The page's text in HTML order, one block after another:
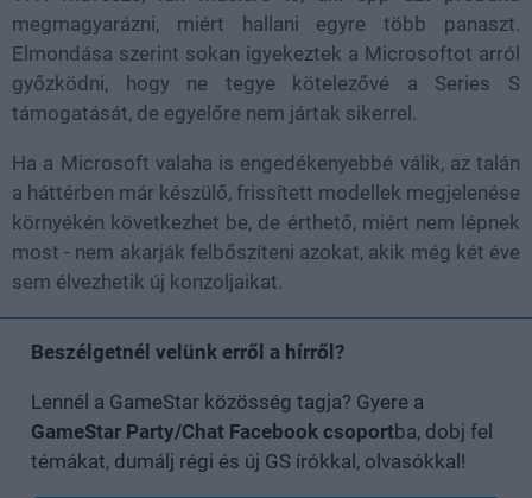
megmagyarázni, miért hallani egyre több panaszt.
Elmondása szerint sokan igyekeztek a Microsoftot arról
győzködni, hogy ne tegye kötelezővé a Series S
támogatását, de egyelőre nem jártak sikerrel.
Ha a Microsoft valaha is engedékenyebbé válik, az talán
a háttérben már készülő, frissített modellek megjelenése
környékén következhet be, de érthető, miért nem lépnek
most - nem akarják felbőszíteni azokat, akik még két éve
sem élvezhetik új konzoljaikat.
Beszélgetnél velünk erről a hírről?
Lennél a GameStar közösség tagja? Gyere a
GameStar Party/Chat Facebook csoportba, dobj fel
témákat, dumálj régi és új GS írókkal, olvasókkal!